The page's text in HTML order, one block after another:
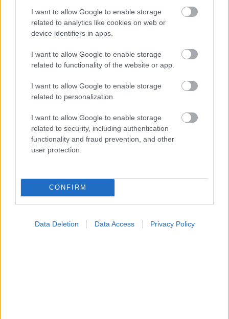
I want to allow Google to enable storage
related to analytics like cookies on web or
device identifiers in apps.
I want to allow Google to enable storage
related to functionality of the website or app.
I want to allow Google to enable storage
related to personalization.
I want to allow Google to enable storage
related to security, including authentication
functionality and fraud prevention, and other
user protection.
CONFIRM
Data Deletion Data Access Privacy Policy
Σημάδια διπολικής διαταραχής